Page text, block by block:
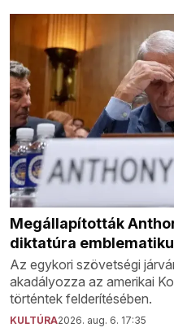
Megállapították
diktatúra
Az egykori szövetségi
akadályozza az amerikai
történtek felderítésében.
KULTÚRA2026. aug. 6. 17:35